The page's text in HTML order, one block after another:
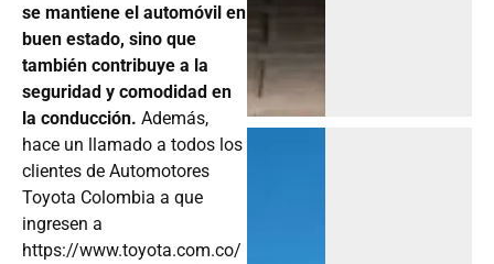
se mantiene el automóvil en
buen estado, sino que
también contribuye a la
seguridad y comodidad en
la conducción. Además,
hace un llamado a todos los
clientes de Automotores
Toyota Colombia a que
ingresen a
https://www.toyota.com.co/